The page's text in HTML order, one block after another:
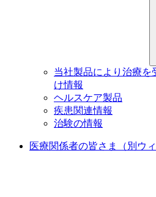
当社製品により治療を
け情報
ヘルスケア製品
疾患関連情報
治験の情報
医療関係者の皆さま （別ウ